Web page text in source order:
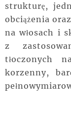
strukturę,
obciążenia
na włosach i
z
tłoczonych
korzenny,